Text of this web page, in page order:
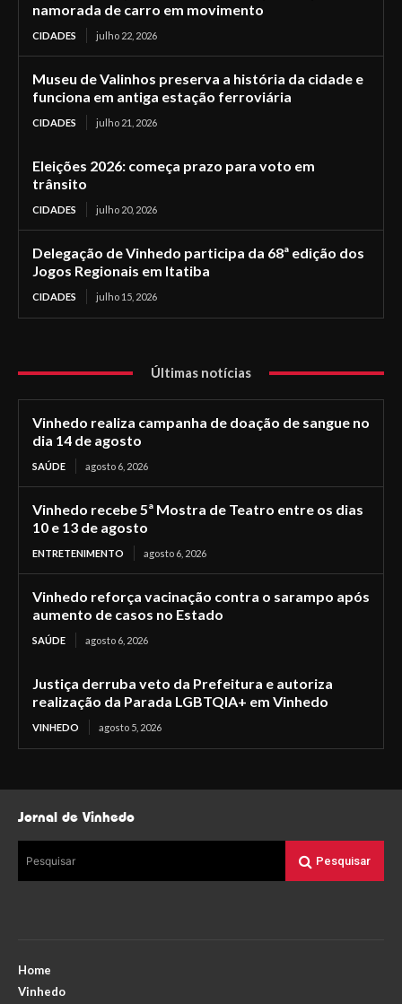
namorada de carro em movimento
CIDADES julho 22, 2026
Museu de Valinhos preserva a história da cidade e
funciona em antiga estação ferroviária
CIDADES julho 21, 2026
Eleições 2026: começa prazo para voto em
trânsito
CIDADES julho 20, 2026
Delegação de Vinhedo participa da 68ª edição dos
Jogos Regionais em Itatiba
CIDADES julho 15, 2026
Últimas notícias
Vinhedo realiza campanha de doação de sangue no
dia 14 de agosto
SAÚDE agosto 6, 2026
Vinhedo recebe 5ª Mostra de Teatro entre os dias
10 e 13 de agosto
ENTRETENIMENTO agosto 6, 2026
Vinhedo reforça vacinação contra o sarampo após
aumento de casos no Estado
SAÚDE agosto 6, 2026
Justiça derruba veto da Prefeitura e autoriza
realização da Parada LGBTQIA+ em Vinhedo
VINHEDO agosto 5, 2026
Jornal de Vinhedo
Pesquisar Pesquisar
Home
Vinhedo